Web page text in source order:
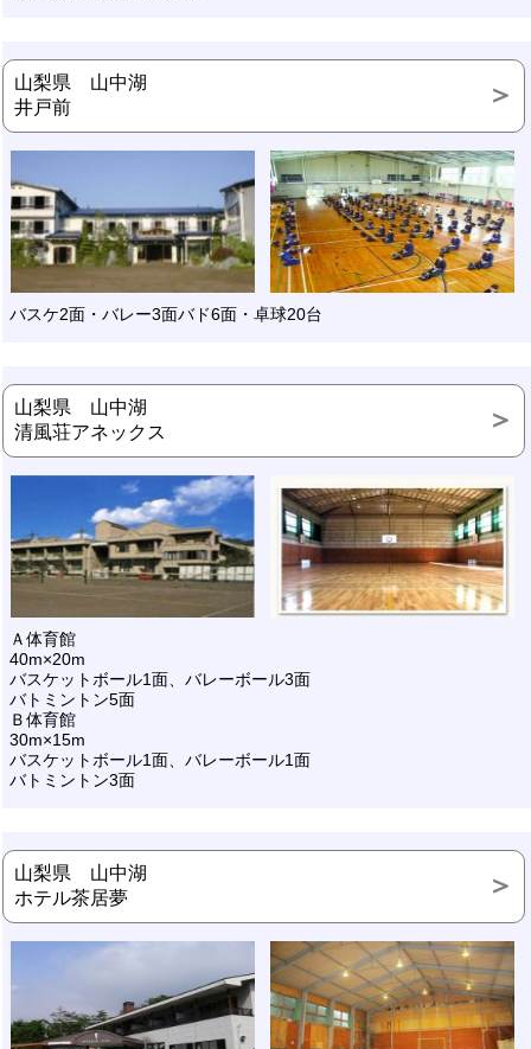
山梨県 山中湖
井戸前
バスケ2面・バレー3面バド6面・卓球20台
山梨県 山中湖
清風荘アネックス
Ａ体育館
40m×20m
バスケットボール1面、バレーボール3面
バトミントン5面
Ｂ体育館
30m×15m
バスケットボール1面、バレーボール1面
バトミントン3面
山梨県 山中湖
ホテル茶居夢